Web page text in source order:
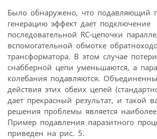
Было обнаружено, что подавляющий
генерацию эффект дает подключение
последовательной RC-цепочки
вспомогательной обмотке
трансформатора. В этом случае
снабберной цепи уменьшаются, а
колебания подавляются.
действия этих обеих цепей
дает прекрасный результат, и такой
решения проблемы является
Пример подавления паразитного
приведен на рис. 5.